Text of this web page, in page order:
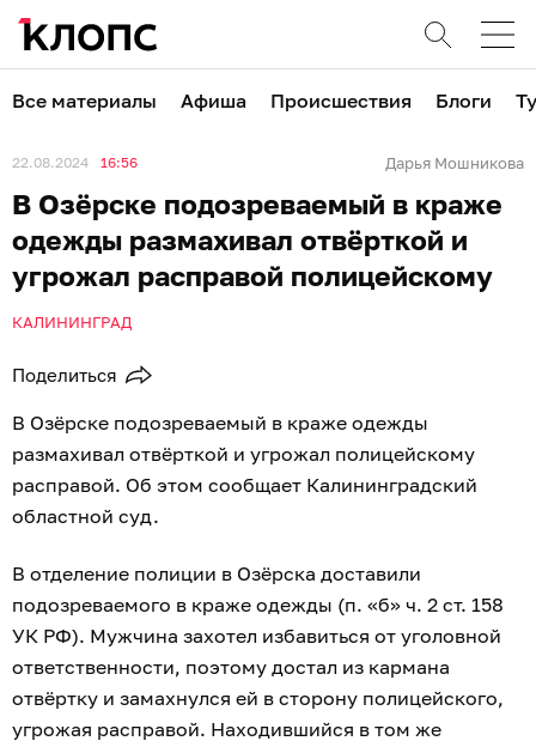
Все материалы Афиша Происшествия Блоги
22.08.2024 16:56 Дарья Мошникова
В Озёрске подозреваемый в краже
одежды размахивал отвёрткой и
угрожал расправой полицейскому
КАЛИНИНГРАД
Поделиться
В Озёрске подозреваемый в краже одежды
размахивал отвёрткой и угрожал полицейскому
расправой. Об этом сообщает Калининградский
областной суд.
В отделение полиции в Озёрска доставили
подозреваемого в краже одежды (п. «б» ч. 2 ст. 158
УК РФ). Мужчина захотел избавиться от уголовной
ответственности, поэтому достал из кармана
отвёртку и замахнулся ей в сторону полицейского,
угрожая расправой. Находившийся в том же